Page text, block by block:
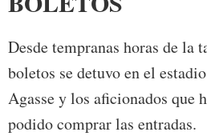
Desde tempranas horas de la
boletos se detuvo en el
Agasse y los aficionados que
podido comprar las entradas.